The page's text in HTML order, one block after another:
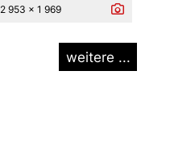
2 953 x 1 969
weitere ...